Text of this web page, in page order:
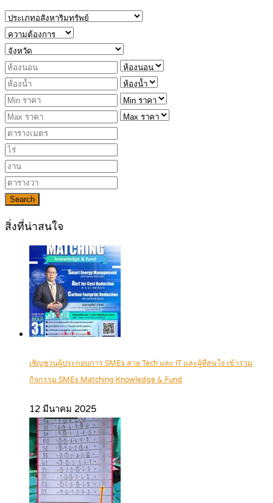
Search
สิ่งที่น่าสนใจ
เชิญชวนผู้ประกอบการ SMEs สาย Tech และ IT และผู้ที่สนใจ เข้าร่วม
กิจกรรม SMEs Matching Knowledge & Fund
12 มีนาคม 2025